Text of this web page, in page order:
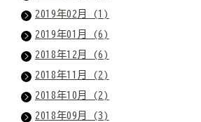
2019年02月 (1)
2019年01月 (6)
2018年12月 (6)
2018年11月 (2)
2018年10月 (2)
2018年09月 (3)